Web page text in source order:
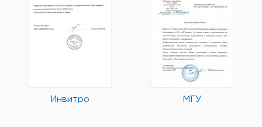
Инвитро МГУ